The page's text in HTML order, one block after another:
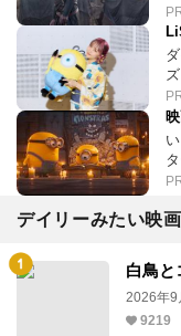
デイリーみたい映
白鳥と
2026年9
9219